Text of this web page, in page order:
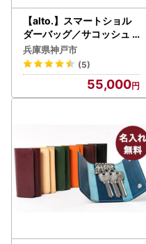
【alto.】スマートショル
ダーバッグ／サコッシュ A
KEB-3102（グリーン）
兵庫県神戸市
(5)
55,000